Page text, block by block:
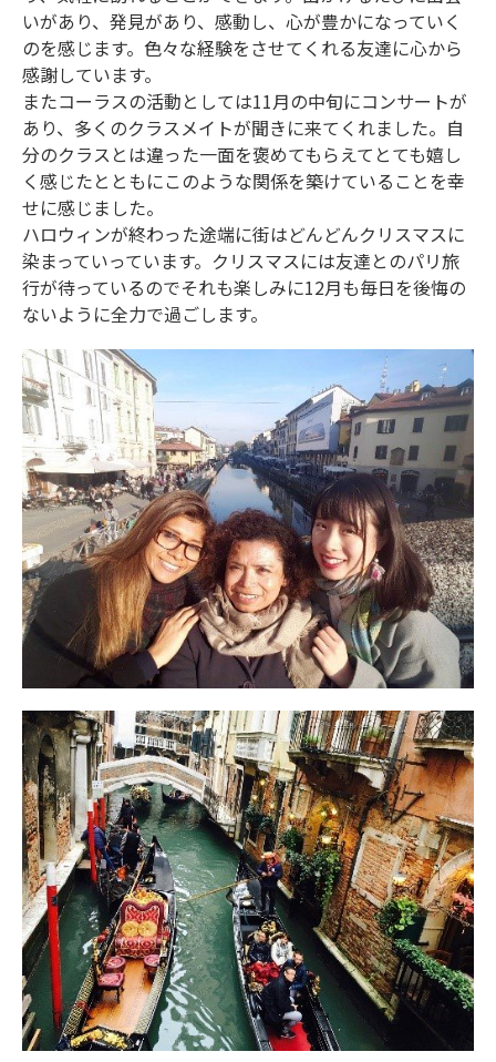
いがあり、発見があり、感動し、心が豊かになっていく
のを感じます。色々な経験をさせてくれる友達に心から
感謝しています。
またコーラスの活動としては11月の中旬にコンサートが
あり、多くのクラスメイトが聞きに来てくれました。自
分のクラスとは違った一面を褒めてもらえてとても嬉し
く感じたとともにこのような関係を築けていることを幸
せに感じました。
ハロウィンが終わった途端に街はどんどんクリスマスに
染まっていっています。クリスマスには友達とのパリ旅
行が待っているのでそれも楽しみに12月も毎日を後悔の
ないように全力で過ごします。